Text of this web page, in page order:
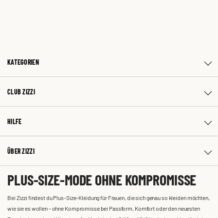
KATEGORIEN
CLUB ZIZZI
HILFE
ÜBER ZIZZI
PLUS-SIZE-MODE OHNE KOMPROMISSE
Bei Zizzi findest du Plus-Size-Kleidung für Frauen, die sich genau so kleiden möchten,
wie sie es wollen – ohne Kompromisse bei Passform, Komfort oder den neuesten